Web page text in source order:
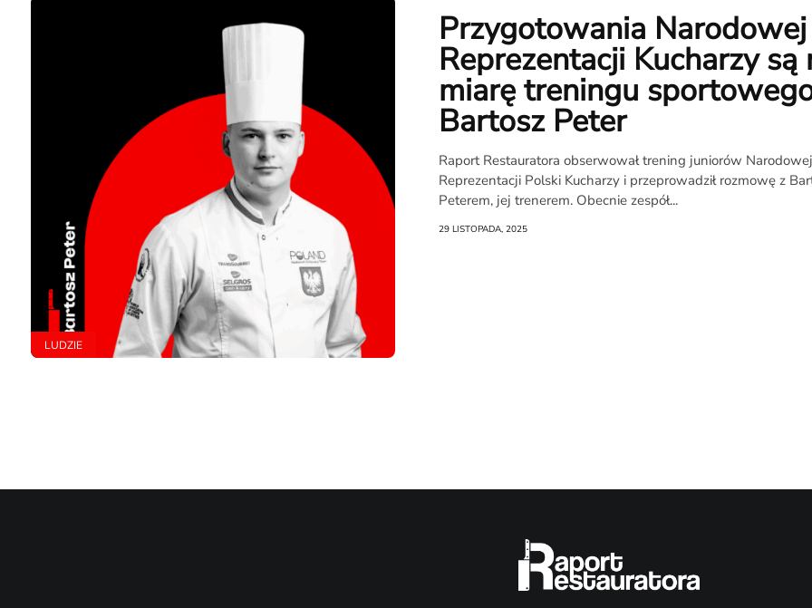
na
Noże
LUDZIE
Przygotowania Narodowej
Reprezentacji Kucharzy są
miarę treningu
Bartosz Peter
Raport Restauratora obserwował trening juniorów Narodowej
Reprezentacji Polski Kucharzy i przeprowadził rozmowę z
Peterem, jej trenerem. Obecnie zespół...
29 LISTOPADA, 2025